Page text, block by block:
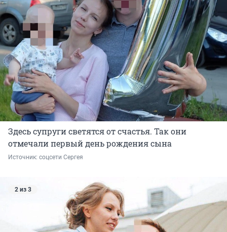
Здесь супруги светятся от счастья. Так они
отмечали первый день рождения сына
Источник: соцсети Сергея
2 из 3